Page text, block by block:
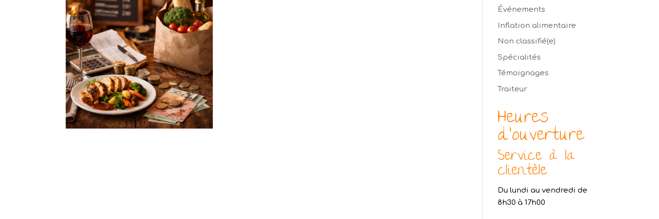
Événements
Inflation alimentaire
Non classifié(e)
Spécialités
Témoignages
Traiteur
Heures
d’ouverture
Service à la
clientèle
Du lundi au vendredi de
8h30 à 17h00